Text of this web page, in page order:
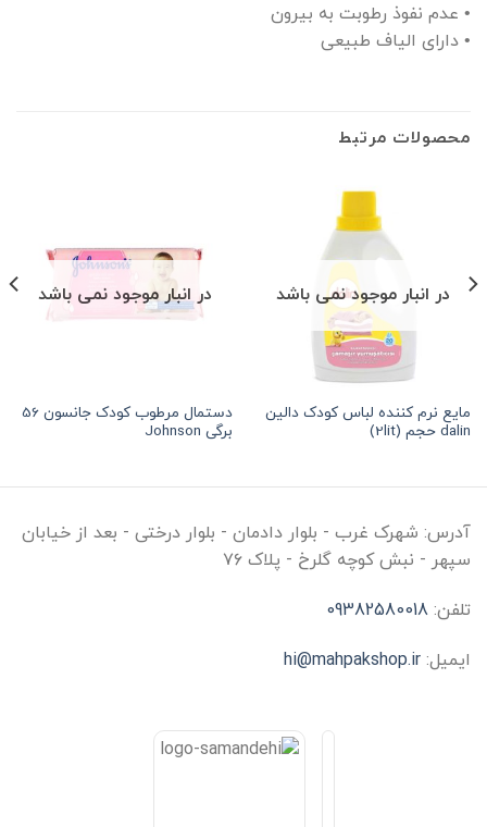
• عدم نفوذ رطوبت به بیرون
• دارای الیاف طبیعی
محصولات مرتبط
در انبار موجود نمی باشد
مایع نرم کننده لباس کودک دالین
dalin حجم (2lit)
در انبار موجود نمی باشد
دستمال مرطوب کودک جانسون 56
برگی Johnson
آدرس: شهرک غرب - بلوار دادمان - بلوار درختی - بعد از خیابان
سپهر - نبش کوچه گلرخ - پلاک ۷۶
تلفن: 09382580018
ایمیل: hi@mahpakshop.ir